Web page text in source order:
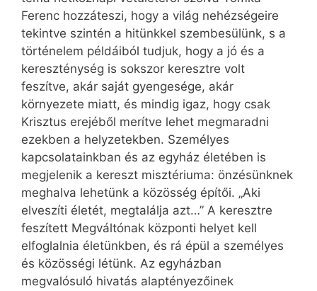
Ferenc hozzáteszi, hogy a világ nehézségeire
tekintve szintén a hitünkkel szembesülünk, s a
történelem példáiból tudjuk, hogy a jó és a
kereszténység is sokszor keresztre volt
feszítve, akár saját gyengesége, akár
környezete miatt, és mindig igaz, hogy csak
Krisztus erejéből merítve lehet megmaradni
ezekben a helyzetekben. Személyes
kapcsolatainkban és az egyház életében is
megjelenik a kereszt misztériuma: önzésünknek
meghalva lehetünk a közösség építői. „Aki
elveszíti életét, megtalálja azt…” A keresztre
feszített Megváltónak központi helyet kell
elfoglalnia életünkben, és rá épül a személyes
és közösségi létünk. Az egyházban
megvalósuló hivatás alaptényezőinek